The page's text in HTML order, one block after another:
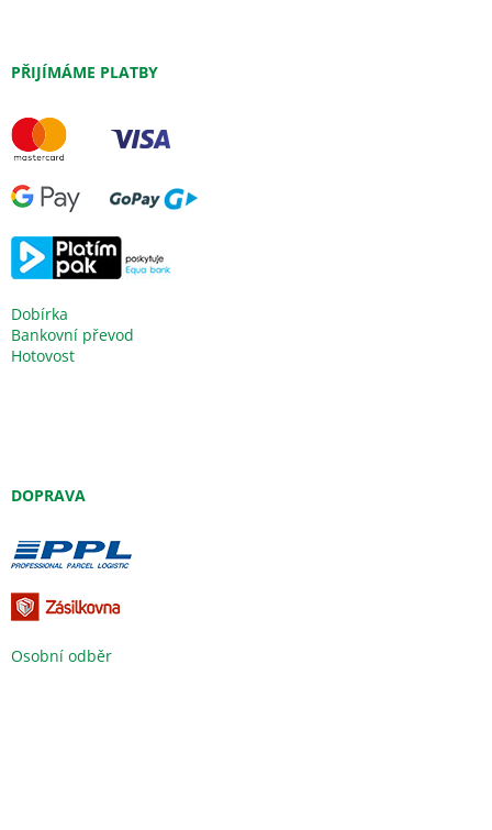
PŘIJÍMÁME PLATBY
Dobírka
Bankovní převod
Hotovost
DOPRAVA
Osobní odběr